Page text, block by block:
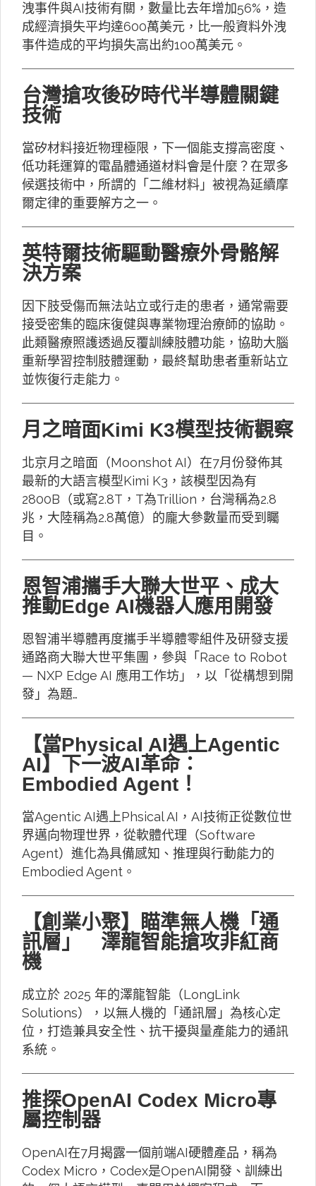
洩事件與AI技術有關，數量比去年增加56%，造
成經濟損失平均達600萬美元，比一般資料外洩
事件造成的平均損失高出約100萬美元。
台灣搶攻後矽時代半導體關鍵
技術
當矽材料接近物理極限，下一個能支撐高密度、
低功耗運算的電晶體通道材料會是什麼？在眾多
候選技術中，所謂的「二維材料」被視為延續摩
爾定律的重要解方之一。
英特爾技術驅動醫療外骨骼解
決方案
因下肢受傷而無法站立或行走的患者，通常需要
接受密集的臨床復健與專業物理治療師的協助。
此類醫療照護透過反覆訓練肢體功能，協助大腦
重新學習控制肢體運動，最終幫助患者重新站立
並恢復行走能力。
月之暗面Kimi K3模型技術觀察
北京月之暗面（Moonshot AI）在7月份發佈其
最新的大語言模型Kimi K3，該模型因為有
2800B（或寫2.8T，T為Trillion，台灣稱為2.8
兆，大陸稱為2.8萬億）的龐大參數量而受到矚
目。
恩智浦攜手大聯大世平、成大
推動Edge AI機器人應用開發
恩智浦半導體再度攜手半導體零組件及研發支援
通路商大聯大世平集團，參與「Race to Robot
— NXP Edge AI 應用工作坊」，以「從構想到開
發」為題…
【當Physical AI遇上Agentic
AI】下一波AI革命：
Embodied Agent！
當Agentic AI遇上Phsical AI，AI技術正從數位世
界邁向物理世界，從軟體代理（Software
Agent）進化為具備感知、推理與行動能力的
Embodied Agent。
【創業小聚】瞄準無人機「通
訊層」 澤龍智能搶攻非紅商
機
成立於 2025 年的澤龍智能（LongLink
Solutions），以無人機的「通訊層」為核心定
位，打造兼具安全性、抗干擾與量產能力的通訊
系統。
推探OpenAI Codex Micro專
屬控制器
OpenAI在7月揭露一個前端AI硬體產品，稱為
Codex Micro，Codex是OpenAI開發、訓練出